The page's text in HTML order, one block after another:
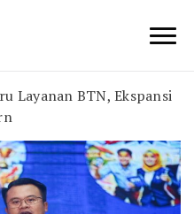
Layanan BTN, Ekspansi